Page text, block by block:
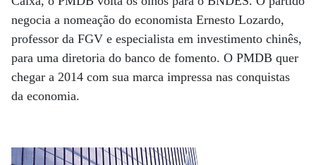
negocia a nomeação do economista Ernesto Lozardo,
professor da FGV e especialista em investimento chinês,
para uma diretoria do banco de fomento. O PMDB quer
chegar a 2014 com sua marca impressa nas conquistas
da economia.